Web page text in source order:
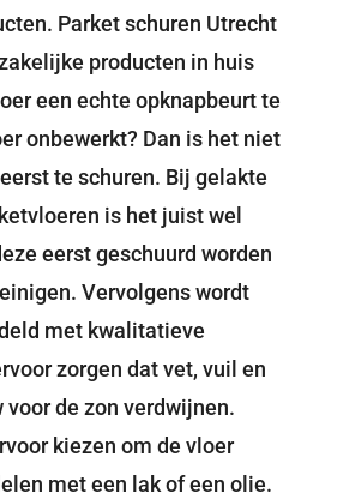
Parket schuren Utrecht
producten in huis
een echte opknapbeurt te
onbewerkt? Dan is het niet
te schuren. Bij gelakte
is het juist wel
eerst geschuurd worden
Vervolgens wordt
met kwalitatieve
zorgen dat vet, vuil en
de zon verdwijnen.
kiezen om de vloer
met een lak of een olie.